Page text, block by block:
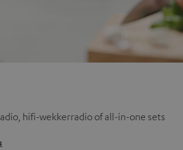
hifi-wekkerradio of all-in-one sets